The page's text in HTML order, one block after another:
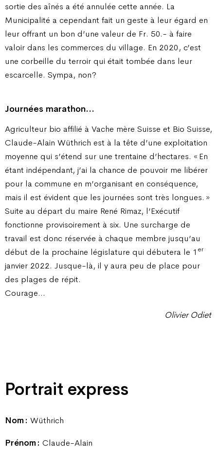
sortie des aînés a été annulée cette année. La
Municipalité a cependant fait un geste à leur égard en
leur offrant un bon d’une valeur de Fr. 50.- à faire
valoir dans les commerces du village. En 2020, c’est
une corbeille du terroir qui était tombée dans leur
escarcelle. Sympa, non ?
Journées marathon…
Agriculteur bio affilié à Vache mère Suisse et Bio Suisse,
Claude-Alain Wüthrich est à la tête d’une exploitation
moyenne qui s’étend sur une trentaine d’hectares. « En
étant indépendant, j’ai la chance de pouvoir me libérer
pour la commune en m’organisant en conséquence,
mais il est évident que les journées sont très longues. »
Suite au départ du maire René Rimaz, l’Exécutif
fonctionne provisoirement à six. Une surcharge de
travail est donc réservée à chaque membre jusqu’au
début de la prochaine législature qui débutera le 1 er
janvier 2022. Jusque-là, il y aura peu de place pour
des plages de répit.
Courage…
Olivier Odiet
Portrait express
Nom : Wüthrich
Prénom : Claude-Alain